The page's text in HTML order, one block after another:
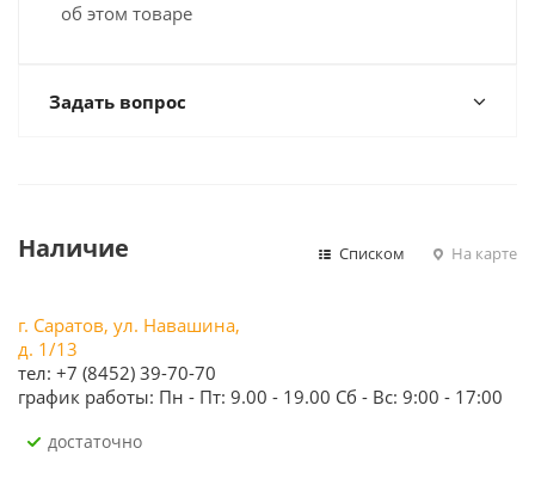
об этом товаре
Задать вопрос
Наличие Списком На карте
г. Саратов, ул. Навашина,
д. 1/13
тел: +7 (8452) 39-70-70
график работы: Пн - Пт: 9.00 - 19.00 Сб - Вс: 9:00 - 17:00
Достаточно